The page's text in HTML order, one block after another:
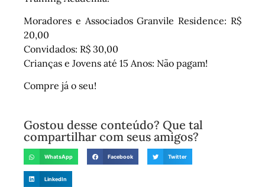
Moradores e Associados Granvile Residence: R$
20,00
Convidados: R$ 30,00
Crianças e Jovens até 15 Anos: Não pagam!
Compre já o seu!
Gostou desse conteúdo? Que tal
compartilhar com seus amigos?
WhatsApp Facebook Twitter
LinkedIn